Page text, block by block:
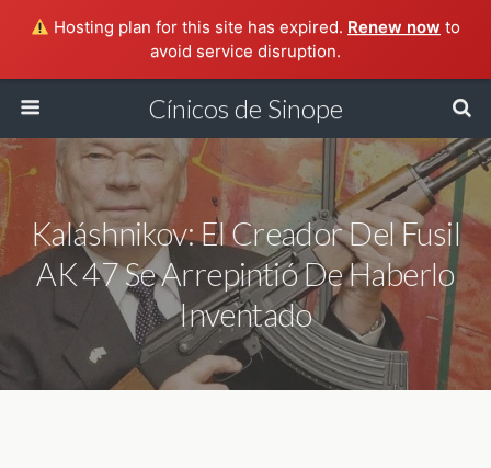
Hosting plan for this site has expired. Renew now to
avoid service disruption.
Cínicos de Sinope
Kaláshnikov: El Creador Del Fusil
AK 47 Se Arrepintió De Haberlo
Inventado